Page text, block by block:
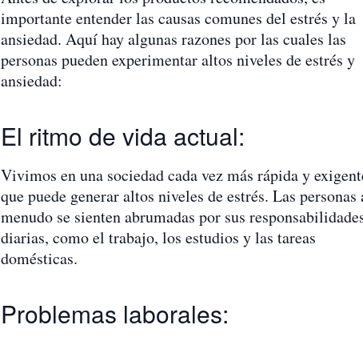
importante entender las causas comunes del estrés y la
ansiedad. Aquí hay algunas razones por las cuales las
personas pueden experimentar altos niveles de estrés y
ansiedad:
El ritmo de vida actual:
Vivimos en una sociedad cada vez más rápida y
que puede generar altos niveles de estrés. Las personas
menudo se sienten abrumadas por sus
diarias, como el trabajo, los estudios y las tareas
domésticas.
Problemas laborales: